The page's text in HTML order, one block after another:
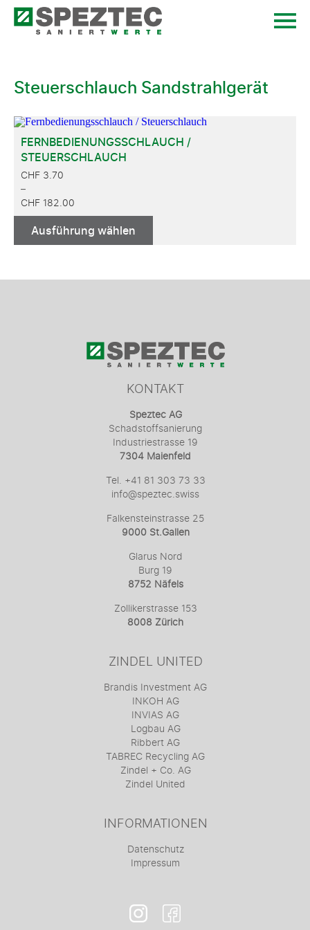
Steuerschlauch Sandstrahlgerät
FERNBEDIENUNGSSCHLAUCH /
STEUERSCHLAUCH
CHF 3.70
–
CHF 182.00
PREISSPANNE:
CHF 3.70
BIS
Ausführung wählen
weist
Produktseite
gewählt
werden
KONTAKT
Speztec AG
Schadstoffsanierung
Industriestrasse 19
7304 Maienfeld
Tel. +41 81 303 73 33
info@speztec.swiss
Falkensteinstrasse 25
9000 St.Gallen
Glarus Nord
Burg 19
8752 Näfels
Zollikerstrasse 153
8008 Zürich
ZINDEL UNITED
Brandis Investment AG
INKOH AG
INVIAS AG
Logbau AG
Ribbert AG
TABREC Recycling AG
Zindel + Co. AG
Zindel United
INFORMATIONEN
Datenschutz
Impressum